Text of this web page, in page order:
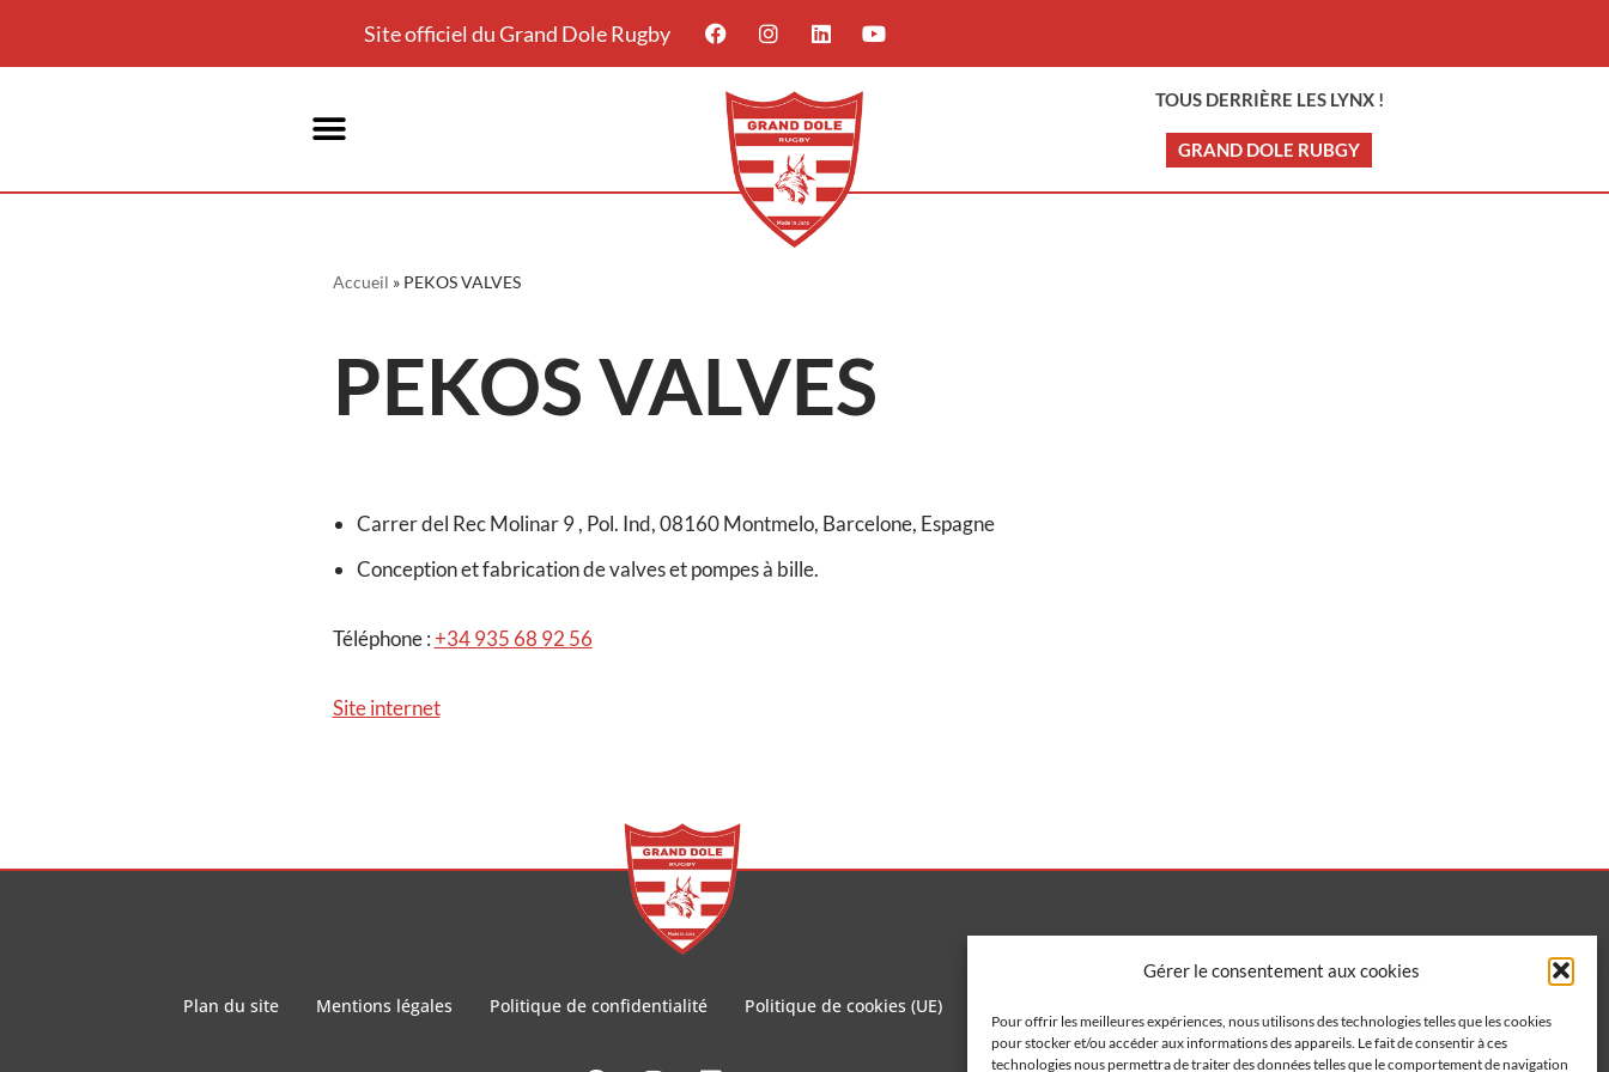
Gérer le consentement aux cookies
Pour offrir les meilleures expériences, nous utilisons des technologies telles que les cookies
pour stocker et/ou accéder aux informations des appareils. Le fait de consentir à ces
technologies nous permettra de traiter des données telles que le comportement de navigation
Aller
Site officiel du Grand Dole Rugby
TOUS DERRIÈRE LES LYNX !
GRAND DOLE RUBGY
Accueil » PEKOS VALVES
PEKOS VALVES
Carrer del Rec Molinar 9 , Pol. Ind, 08160 Montmelo, Barcelone, Espagne
Conception et fabrication de valves et pompes à bille.
Téléphone :+34 935 68 92 56
Site internet
Plan du site Mentions légales Politique de confidentialité Politique de cookies (UE)